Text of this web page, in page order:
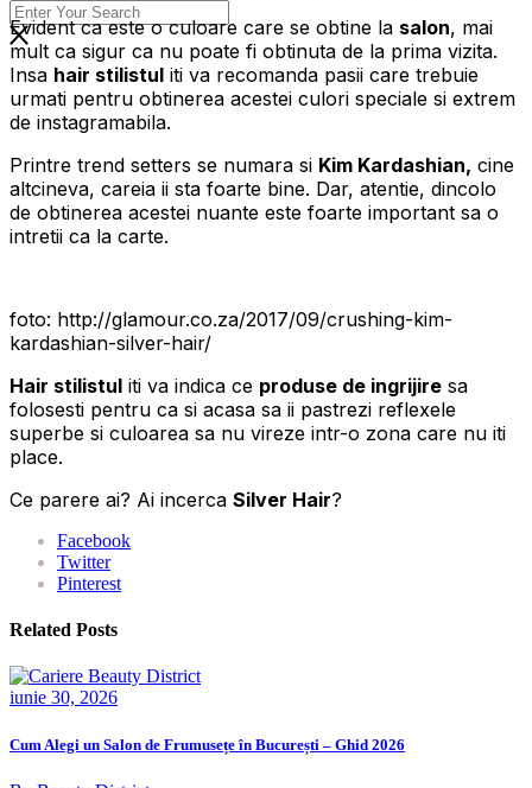
Evident ca este o culoare care se obtine la salon, mai
mult ca sigur ca nu poate fi obtinuta de la prima vizita.
Insa hair stilistul iti va recomanda pasii care trebuie
urmati pentru obtinerea acestei culori speciale si extrem
de instagramabila.
Printre trend setters se numara si Kim Kardashian, cine
altcineva, careia ii sta foarte bine. Dar, atentie, dincolo
de obtinerea acestei nuante este foarte important sa o
intretii ca la carte.
foto: http://glamour.co.za/2017/09/crushing-kim-
kardashian-silver-hair/
Hair stilistul iti va indica ce produse de ingrijire sa
folosesti pentru ca si acasa sa ii pastrezi reflexele
superbe si culoarea sa nu vireze intr-o zona care nu iti
place.
Ce parere ai? Ai incerca Silver Hair?
Facebook
Twitter
Pinterest
Related Posts
iunie 30, 2026
Cum Alegi un Salon de Frumusețe în București – Ghid 2026